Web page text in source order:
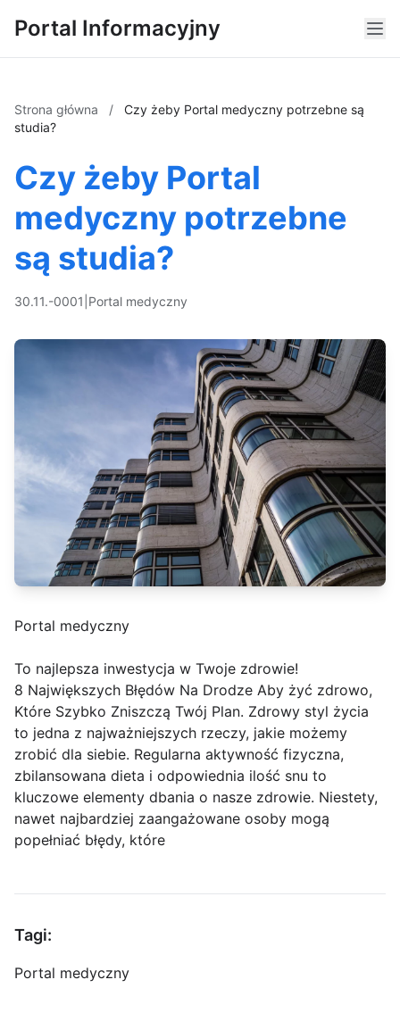
Portal Informacyjny
Strona główna /
Czy żeby Portal medyczny potrzebne są
studia?
Czy żeby Portal
medyczny potrzebne
są studia?
30.11.-0001 Portal medyczny
Portal medyczny
To najlepsza inwestycja w Twoje zdrowie!
8 Największych Błędów Na Drodze Aby żyć zdrowo,
Które Szybko Zniszczą Twój Plan. Zdrowy styl życia
to jedna z najważniejszych rzeczy, jakie możemy
zrobić dla siebie. Regularna aktywność fizyczna,
zbilansowana dieta i odpowiednia ilość snu to
kluczowe elementy dbania o nasze zdrowie. Niestety,
nawet najbardziej zaangażowane osoby mogą
popełniać błędy, które
Tagi:
Portal medyczny